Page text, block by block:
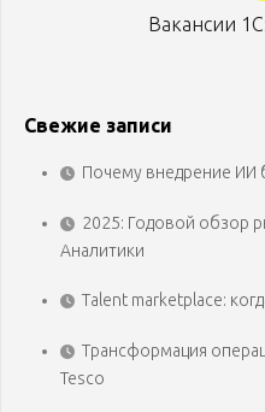
Вакансии
Свежие записи
Почему внедрение ИИ
2025: Годовой обзор
Аналитики
Talent marketplace:
Трансформация
Tesco